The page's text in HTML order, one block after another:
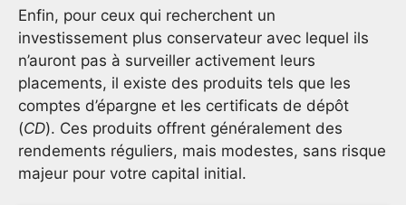
Enfin, pour ceux qui recherchent un
investissement plus conservateur avec lequel ils
n’auront pas à surveiller activement leurs
placements, il existe des produits tels que les
comptes d’épargne et les certificats de dépôt
(CD). Ces produits offrent généralement des
rendements réguliers, mais modestes, sans risque
majeur pour votre capital initial.